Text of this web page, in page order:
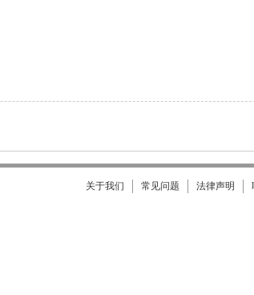
关于我们 常见问题 法律声明